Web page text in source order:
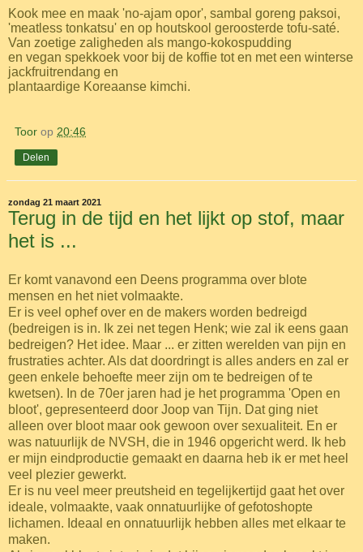
Kook mee en maak 'no-ajam opor', sambal goreng paksoi,
'meatless tonkatsu' en op houtskool geroosterde tofu-saté.
Van zoetige zaligheden als mango-kokospudding
en vegan spekkoek voor bij de koffie tot en met een winterse
jackfruitrendang en
plantaardige Koreaanse kimchi.
Toor op 20:46
Delen
zondag 21 maart 2021
Terug in de tijd en het lijkt op stof, maar
het is ...
Er komt vanavond een Deens programma over blote
mensen en het niet volmaakte.
Er is veel ophef over en de makers worden bedreigd
(bedreigen is in. Ik zei net tegen Henk; wie zal ik eens gaan
bedreigen? Het idee. Maar ... er zitten werelden van pijn en
frustraties achter. Als dat doordringt is alles anders en zal er
geen enkele behoefte meer zijn om te bedreigen of te
kwetsen). In de 70er jaren had je het programma 'Open en
bloot', gepresenteerd door Joop van Tijn. Dat ging niet
alleen over bloot maar ook gewoon over sexualiteit. En er
was natuurlijk de NVSH, die in 1946 opgericht werd. Ik heb
er mijn eindproductie gemaakt en daarna heb ik er met heel
veel plezier gewerkt.
Er is nu veel meer preutsheid en tegelijkertijd gaat het over
ideale, volmaakte, vaak onnatuurlijke of gefotoshopte
lichamen. Ideaal en onnatuurlijk hebben alles met elkaar te
maken.